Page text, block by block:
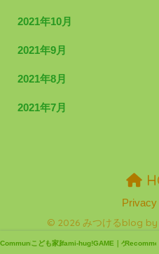
2021年10月
2021年9月
2021年8月
2021年7月
© 2026 みつけるblog
Communityこども家庭支援fami-hug!!GAME｜ゲーム